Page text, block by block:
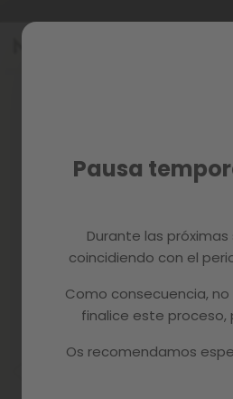
Pausa
Durante las
coincidiendo con el
Como consecuencia,
finalice este
Os recomendamos
Ir